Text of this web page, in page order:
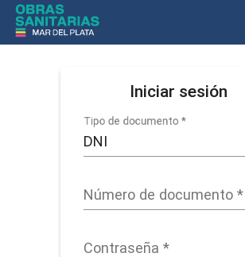
Iniciar sesión
DNI
Tipo de documento *
Número de documento *
Contraseña *